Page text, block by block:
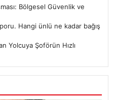
Bölgesel Güvenlik ve
Hangi ünlü ne kadar bağış
Yolcuya Şoförün Hızlı